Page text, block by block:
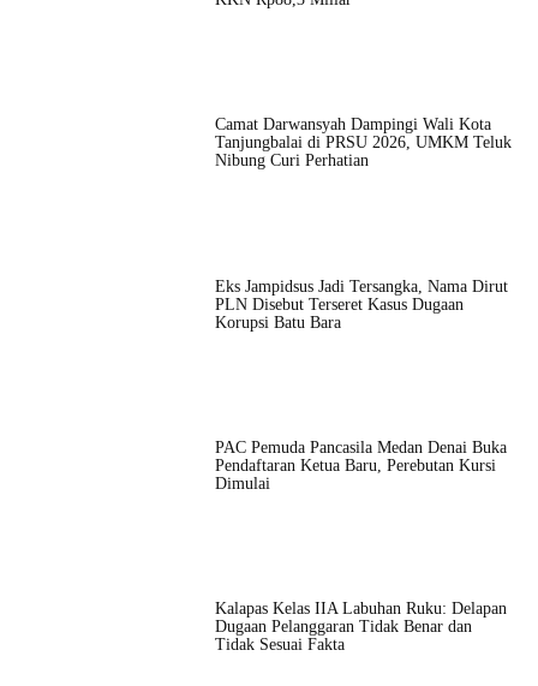
Camat Darwansyah Dampingi Wali Kota
Tanjungbalai di PRSU 2026, UMKM Teluk
Nibung Curi Perhatian
Eks Jampidsus Jadi Tersangka, Nama Dirut
PLN Disebut Terseret Kasus Dugaan
Korupsi Batu Bara
PAC Pemuda Pancasila Medan Denai Buka
Pendaftaran Ketua Baru, Perebutan Kursi
Dimulai
Kalapas Kelas IIA Labuhan Ruku: Delapan
Dugaan Pelanggaran Tidak Benar dan
Tidak Sesuai Fakta